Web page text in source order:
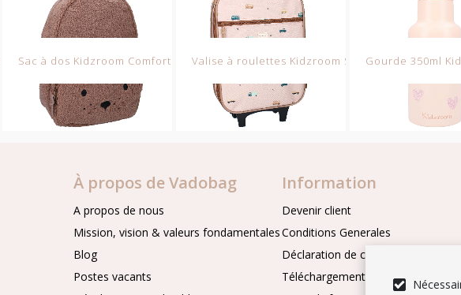
Memories
Sac à dos Kidzroom Comfort FriendsValise à roulettes Kidzroom Sweet cuddles
Gourde 350ml
À propos de Vadobag
A propos de nous
Mission, vision & valeurs fondamentales
Blog
Postes vacants
Information
Devenir client
Conditions Generales
Déclaration de confidentialité
Téléchargements